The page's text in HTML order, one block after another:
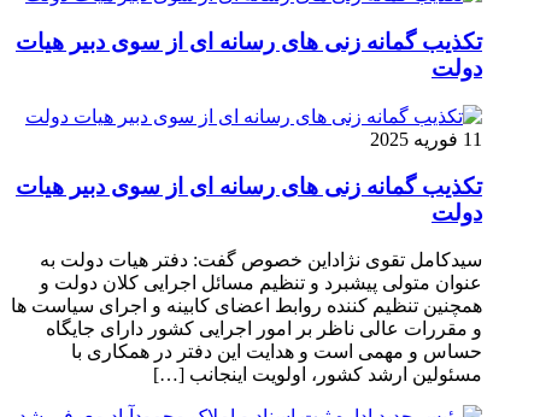
تکذیب گمانه زنی های رسانه ای از سوی دبیر هیات
دولت
11 فوریه 2025
تکذیب گمانه زنی های رسانه ای از سوی دبیر هیات
دولت
سیدکامل تقوی نژاداین خصوص گفت: دفتر هیات دولت به
عنوان متولی پیشبرد و تنظیم مسائل اجرایی کلان دولت و
همچنین تنظیم کننده روابط اعضای کابینه و اجرای سیاست ها
و مقررات عالی ناظر بر امور اجرایی کشور دارای جایگاه
حساس و مهمی است و هدایت این دفتر در همکاری با
مسئولین ارشد کشور، اولویت اینجانب […]